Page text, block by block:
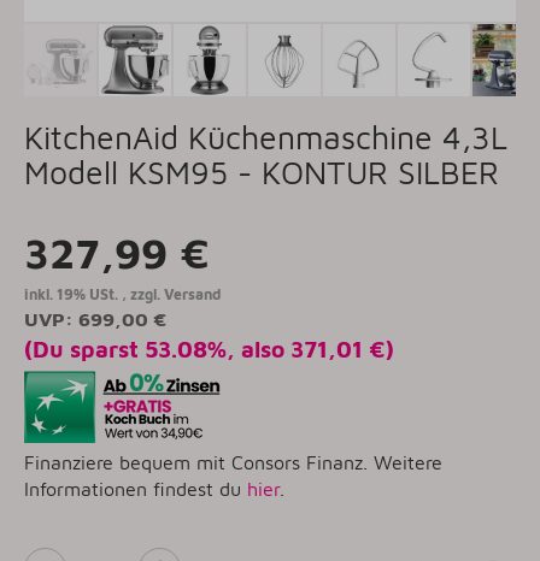
KitchenAid Küchenmaschine 4,3L
Modell KSM95 - KONTUR SILBER
327,99 €
inkl. 19% USt. , zzgl. Versand
UVP: 699,00 €
(Du sparst 53.08%, also 371,01 €)
Finanziere bequem mit Consors Finanz. Weitere
Informationen findest du hier.